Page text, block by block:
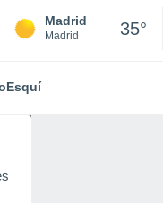
Madrid
Madrid 35°
Esquí